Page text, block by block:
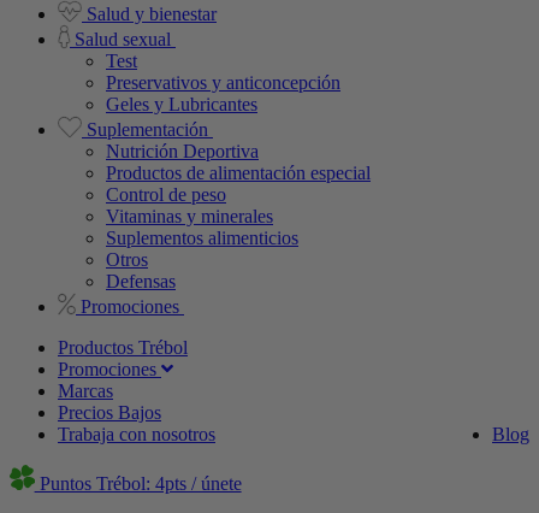
Salud y bienestar
Salud sexual
Test
Preservativos y anticoncepción
Geles y Lubricantes
Suplementación
Nutrición Deportiva
Productos de alimentación especial
Control de peso
Vitaminas y minerales
Suplementos alimenticios
Otros
Defensas
Promociones
Productos Trébol
Promociones
Marcas
Precios Bajos
Blog
Trabaja con nosotros
Puntos Trébol: 4pts / únete